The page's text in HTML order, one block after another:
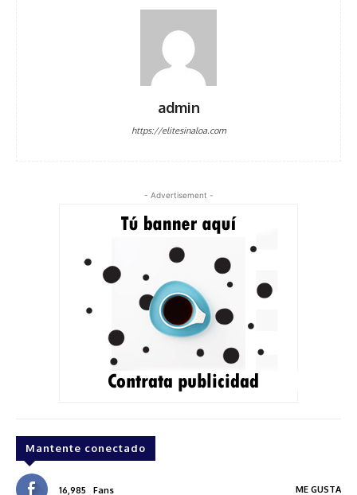
admin
https://elitesinaloa.com
- Advertisement -
Mantente conectado
16,985 Fans ME GUSTA